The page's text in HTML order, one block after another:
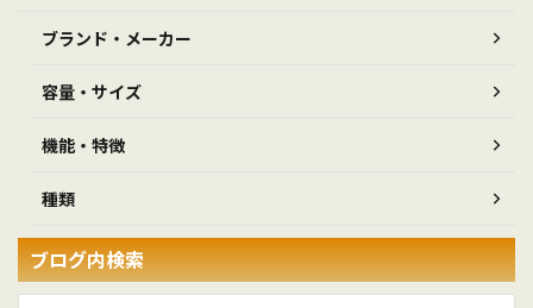
ブランド・メーカー
容量・サイズ
機能・特徴
種類
ブログ内検索